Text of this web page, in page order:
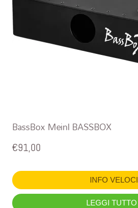
BassBox Meinl BASSBOX
€91,00
INFO VELOCI
LEGGI TUTTO